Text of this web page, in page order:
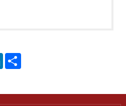
LinkedIn